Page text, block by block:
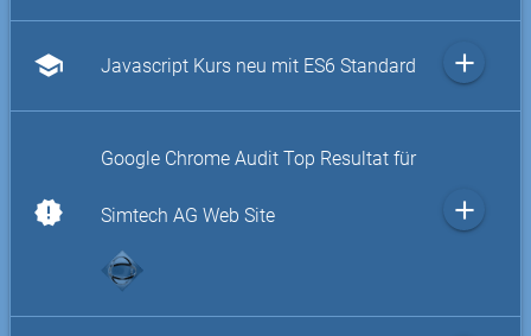
school Javascript Kurs neu mit ES6 Standard add
new_releases
Google Chrome Audit Top Resultat für
Simtech AG Web Site add